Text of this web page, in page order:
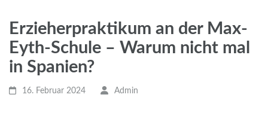
Erzieherpraktikum an der Max-
Eyth-Schule – Warum nicht mal
in Spanien?
16. Februar 2024 Admin